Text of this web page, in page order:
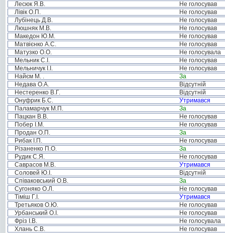
Лесюк Я.В.
Не голосував
Лівік О.П.
Не голосував
Лубінець Д.В.
Не голосував
Люшняк М.В.
Не голосував
Македон Ю.М.
Не голосував
Матвієнко А.С.
Не голосував
Матузко О.О.
Не голосувала
Мельник С.І.
Не голосував
Мельничук І.І.
Не голосував
Найєм М. .
За
Недава О.А.
Відсутній
Нестеренко В.Г.
Відсутній
Онуфрик Б.С.
Утримався
Паламарчук М.П.
За
Пацкан В.В.
Не голосував
Побер І.М.
Не голосував
Продан О.П.
За
Рибак І.П.
Не голосував
Різаненко П.О.
За
Рудик С.Я.
Не голосував
Саврасов М.В.
Утримався
Соловей Ю.І.
Відсутній
Співаковський О.В.
За
Сугоняко О.Л.
Не голосував
Тіміш Г.І.
Утримався
Третьяков О.Ю.
Не голосував
Урбанський О.І.
Не голосував
Фріз І.В.
Не голосувала
Хлань С.В.
Не голосував